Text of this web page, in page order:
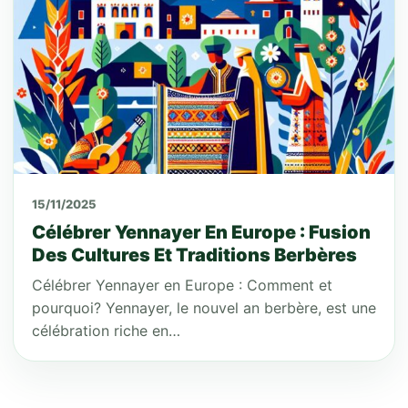
15/11/2025
Célébrer Yennayer En Europe : Fusion
Des Cultures Et Traditions Berbères
Célébrer Yennayer en Europe : Comment et
pourquoi? Yennayer, le nouvel an berbère, est une
célébration riche en…